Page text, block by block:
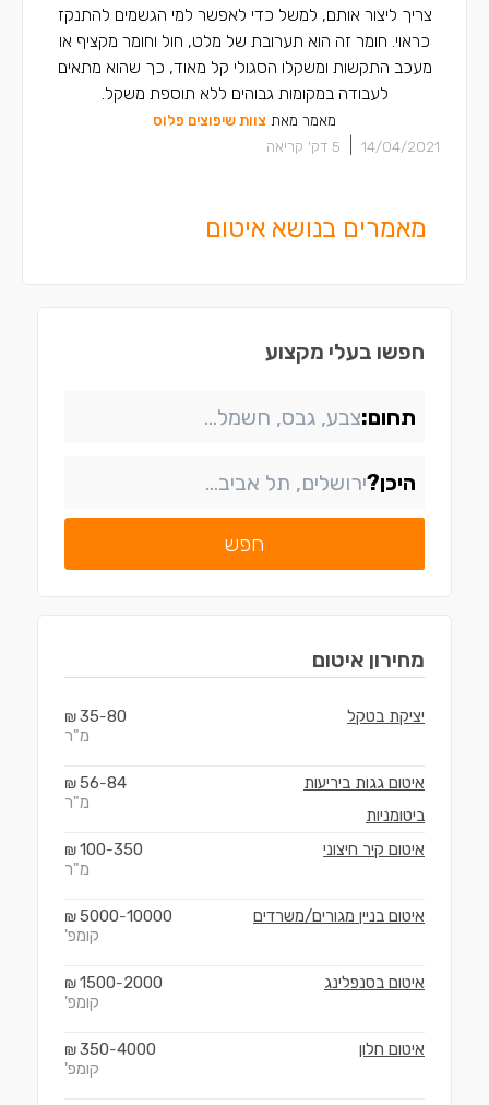
צריך ליצור אותם, למשל כדי לאפשר למי הגשמים להתנקז
כראוי. חומר זה הוא תערובת של מלט, חול וחומר מקציף או
מעכב התקשות ומשקלו הסגולי קל מאוד, כך שהוא מתאים
לעבודה במקומות גבוהים ללא תוספת משקל.
מאמר מאת צוות שיפוצים פלוס
14/04/2021
5 דק' קריאה
מאמרים בנושא איטום
חפשו בעלי מקצוע
תחום:
היכן?
חפש
מחירון איטום
יציקת בטקל 35-80
₪
מ"ר
איטום גגות ביריעות
ביטומניות
56-84
₪
מ"ר
איטום קיר חיצוני 100-350
₪
מ"ר
איטום בניין מגורים/משרדים 5000-10000
₪
קומפ'
איטום בסנפלינג 1500-2000
₪
קומפ'
איטום חלון 350-4000
₪
קומפ'